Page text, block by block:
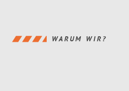
WARUM WIR?